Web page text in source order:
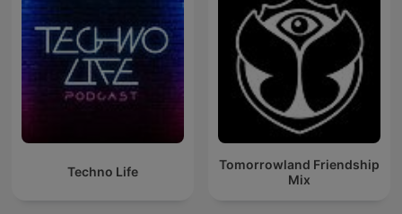
Techno Life
Tomorrowland Friendship
Mix